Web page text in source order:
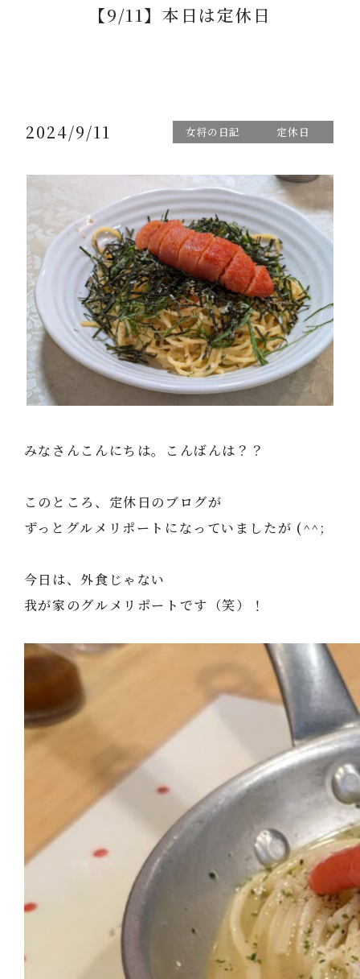
【9/11】本日は定休日
女将の日記 定休日
2024/9/11
みなさんこんにちは。こんばんは？？
このところ、定休日のブログが
ずっとグルメリポートになっていましたが (^^;
今日は、外食じゃない
我が家のグルメリポートです（笑）！